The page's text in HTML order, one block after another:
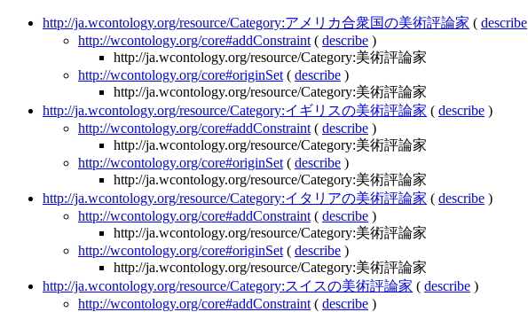
http://ja.wcontology.org/resource/Category:アメリカ合衆国の美術評論家 ( describe
http://wcontology.org/core#addConstraint ( describe )
http://ja.wcontology.org/resource/Category:美術評論家
http://wcontology.org/core#originSet ( describe )
http://ja.wcontology.org/resource/Category:美術評論家
http://ja.wcontology.org/resource/Category:イギリスの美術評論家 ( describe )
http://wcontology.org/core#addConstraint ( describe )
http://ja.wcontology.org/resource/Category:美術評論家
http://wcontology.org/core#originSet ( describe )
http://ja.wcontology.org/resource/Category:美術評論家
http://ja.wcontology.org/resource/Category:イタリアの美術評論家 ( describe )
http://wcontology.org/core#addConstraint ( describe )
http://ja.wcontology.org/resource/Category:美術評論家
http://wcontology.org/core#originSet ( describe )
http://ja.wcontology.org/resource/Category:美術評論家
http://ja.wcontology.org/resource/Category:スイスの美術評論家 ( describe )
http://wcontology.org/core#addConstraint ( describe )